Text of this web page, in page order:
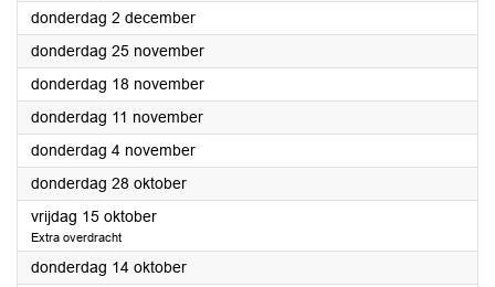
donderdag 2 december2021
donderdag 25 november2021
donderdag 18 november2021
donderdag 11 november2021
donderdag 4 november2021
donderdag 28 oktober2021
vrijdag 15 oktober2021
Extra overdracht
donderdag 14 oktober2021